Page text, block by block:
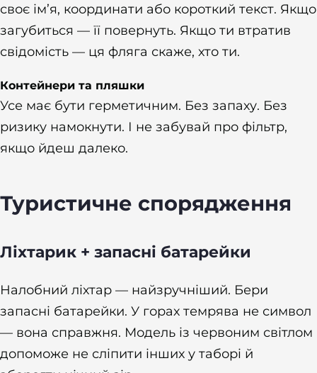
своє ім’я, координати або короткий текст. Якщо
загубиться — її повернуть. Якщо ти втратив
свідомість — ця фляга скаже, хто ти.
Контейнери та пляшки
Усе має бути герметичним. Без запаху. Без
ризику намокнути. І не забувай про фільтр,
якщо йдеш далеко.
Туристичне спорядження
Ліхтарик + запасні батарейки
Налобний ліхтар — найзручніший. Бери
запасні батарейки. У горах темрява не символ
— вона справжня. Модель із червоним світлом
допоможе не сліпити інших у таборі й